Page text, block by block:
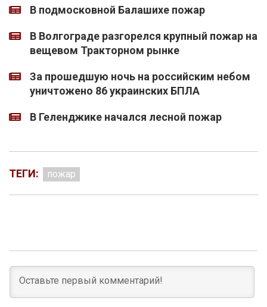
В подмосковной Балашихе пожар
В Волгограде разгорелся крупный пожар на
вещевом Тракторном рынке
За прошедшую ночь на российским небом
уничтожено 86 украинских БПЛА
В Геленджике начался лесной пожар
ТЕГИ: пожар